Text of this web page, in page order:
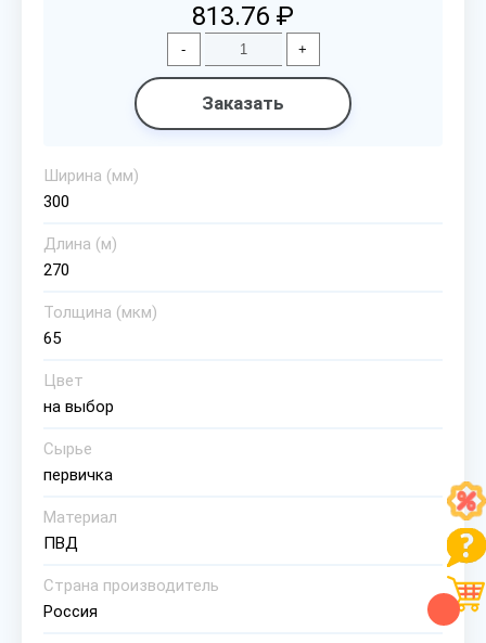
813.76 ₽
- +
Заказать
Ширина (мм)
300
Длина (м)
270
Толщина (мкм)
65
Цвет
на выбор
Сырье
первичка
Материал
ПВД
Страна производитель
Россия